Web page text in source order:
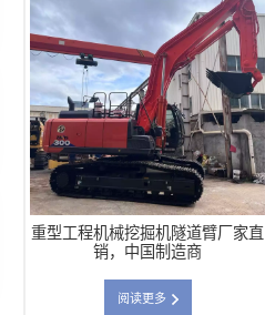
重型工程机械挖掘机隧道臂厂家直
销，中国制造商
阅读更多